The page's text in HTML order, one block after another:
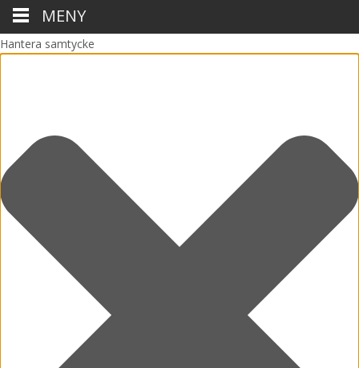
Hantera samtycke
MENY